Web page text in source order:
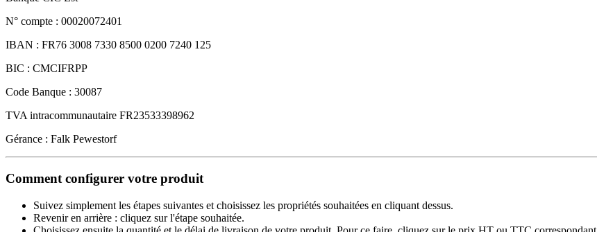
N° compte : 00020072401
IBAN : FR76 3008 7330 8500 0200 7240 125
BIC : CMCIFRPP
Code Banque : 30087
TVA intracommunautaire FR23533398962
Gérance : Falk Pewestorf
Comment configurer votre produit
Suivez simplement les étapes suivantes et choisissez les propriétés souhaitées en cliquant dessus.
Revenir en arrière : cliquez sur l'étape souhaitée.